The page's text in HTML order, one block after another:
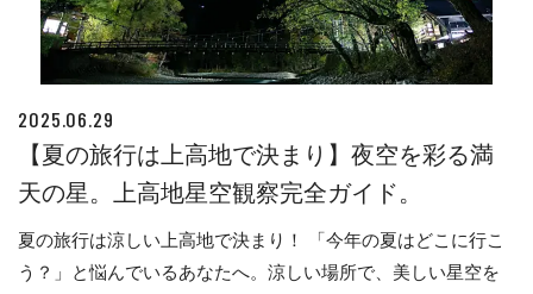
2025.06.29
【夏の旅行は上高地で決まり】夜空を彩る満
天の星。上高地星空観察完全ガイド。
夏の旅行は涼しい上高地で決まり！ 「今年の夏はどこに行こ
う？」と悩んでいるあなたへ。涼しい場所で、美しい星空を